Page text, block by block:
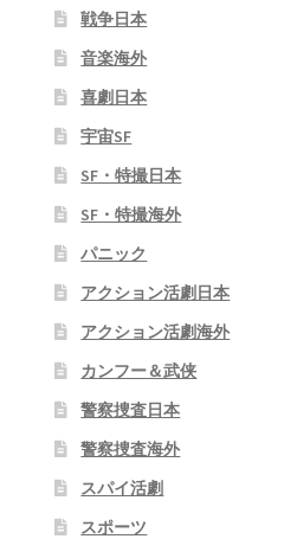
戦争日本
音楽海外
喜劇日本
宇宙SF
SF・特撮日本
SF・特撮海外
パニック
アクション活劇日本
アクション活劇海外
カンフー＆武侠
警察捜査日本
警察捜査海外
スパイ活劇
スポーツ